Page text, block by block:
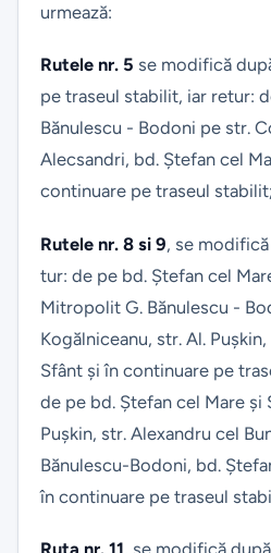
urmează:
Rutele nr. 5 se modifică
pe traseul stabilit, iar retur:
Bănulescu - Bodoni pe str.
Alecsandri, bd. Ștefan cel
continuare pe traseul stabilit;
Rutele nr. 8 si 9, se
tur: de pe bd. Ștefan cel
Mitropolit G. Bănulescu -
Kogălniceanu, str. Al.
Sfânt și în continuare pe
de pe bd. Ștefan cel Mare și
Pușkin, str. Alexandru cel
Bănulescu-Bodoni, bd.
în continuare pe traseul
Ruta nr. 11, se modifică